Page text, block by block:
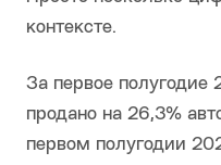
контексте.
За первое полугодие
продано на 26,3%
первом полугодии